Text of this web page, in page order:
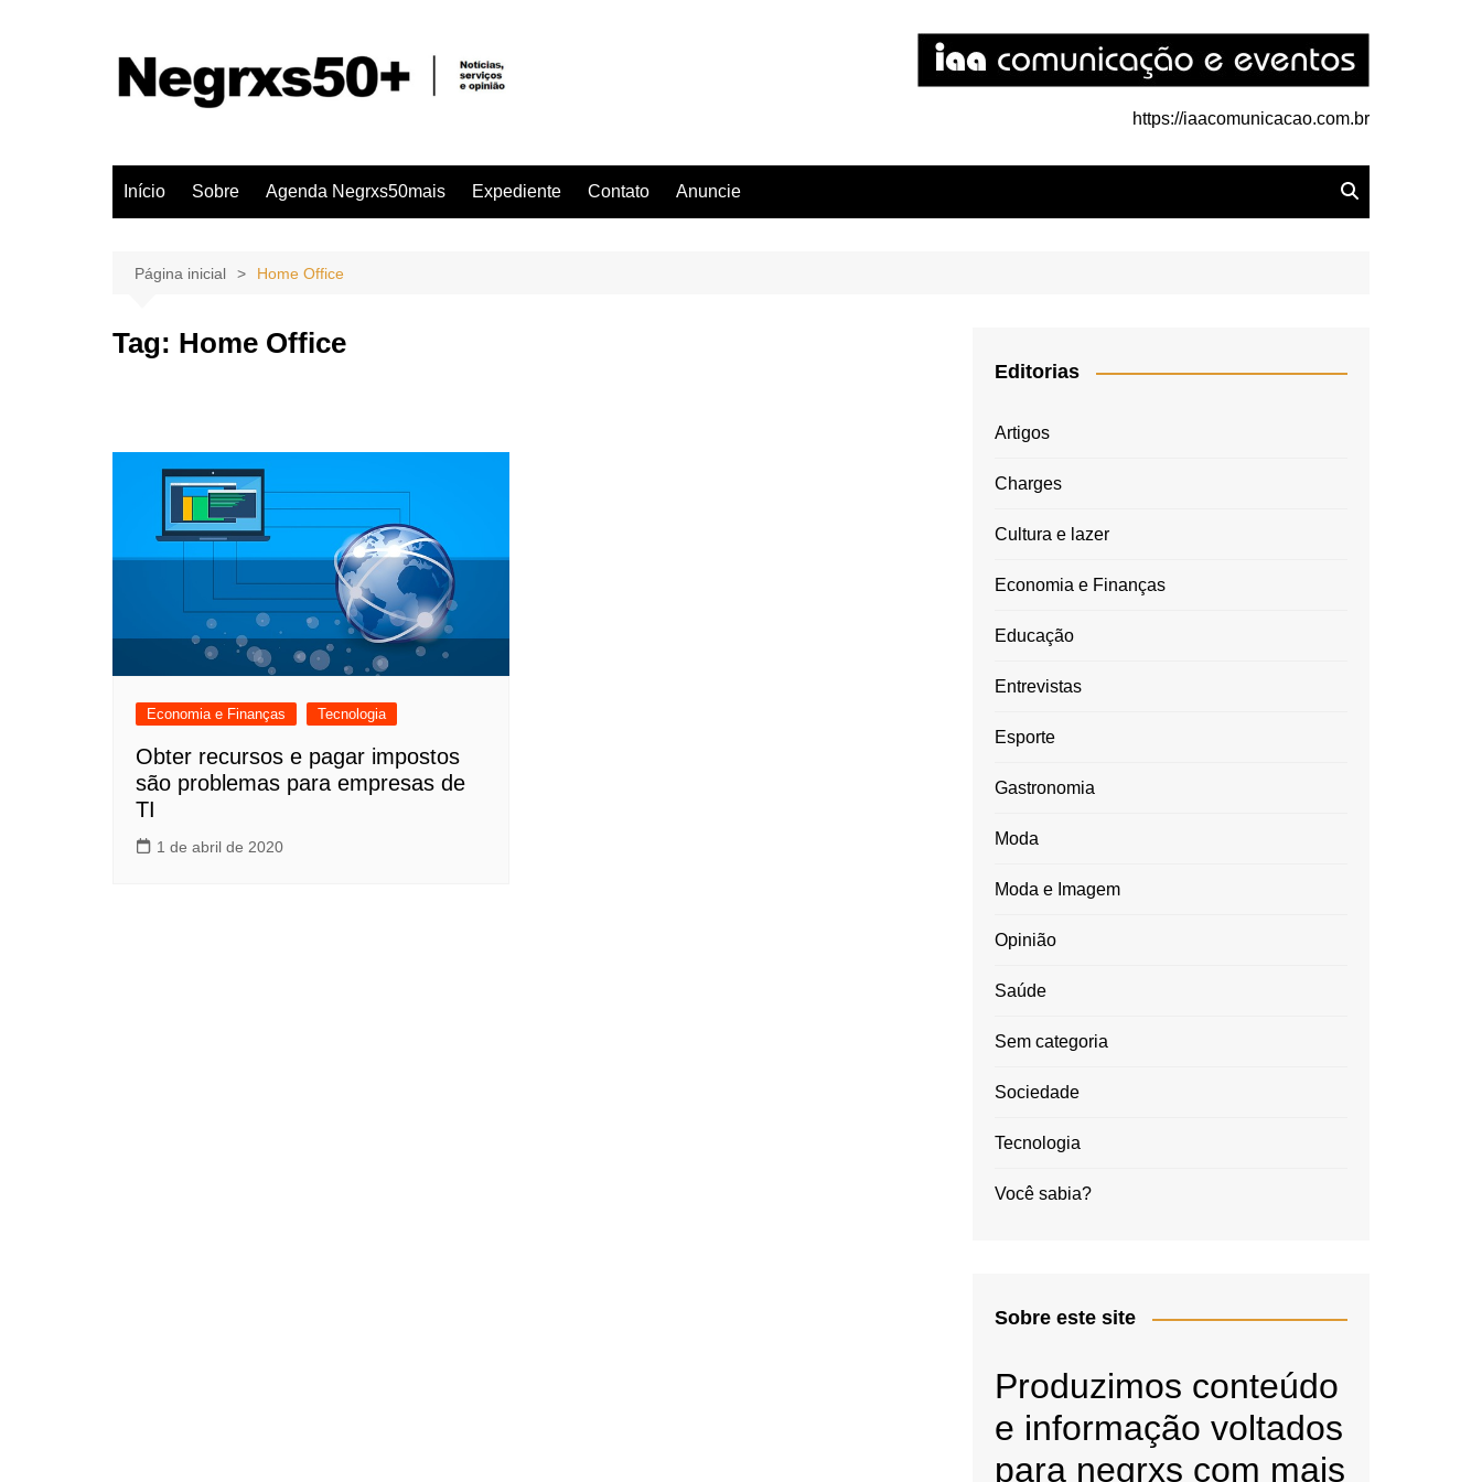
https://iaacomunicacao.com.br
Início Sobre Agenda Negrxs50mais Expediente Contato Anuncie
Página inicial Home Office
Tag: Home Office
Economia e Finanças Tecnologia
Obter recursos e pagar impostos
são problemas para empresas de
TI
1 de abril de 2020
Editorias
Artigos
Charges
Cultura e lazer
Economia e Finanças
Educação
Entrevistas
Esporte
Gastronomia
Moda
Moda e Imagem
Opinião
Saúde
Sem categoria
Sociedade
Tecnologia
Você sabia?
Sobre este site
Produzimos conteúdo
e informação voltados
para negrxs com mais